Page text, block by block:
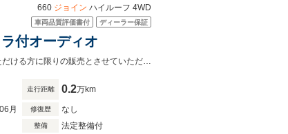
。 660 ジョイン ハイルーフ 4WD
車両品質評価書付 ディーラー保証
付オーディオ
仕事から趣味まで幅広く活躍する、エブリイが入荷☆現物確認及び納車時にご来店いただける方に限りの販売とさせていただきます。
走行距離 0.2万km
月 修復歴 なし
整備 法定整備付